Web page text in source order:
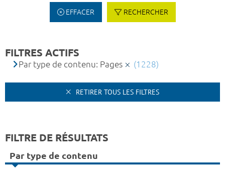
EFFACER RECHERCHER
FILTRES ACTIFS
Par type de contenu: Pages (1228)
RETIRER TOUS LES FILTRES
FILTRE DE RÉSULTATS
Par type de contenu